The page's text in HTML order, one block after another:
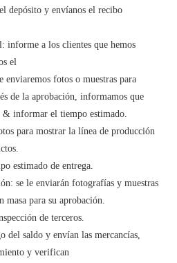
depósito y envíanos el recibo
informe a los clientes que hemos
el
enviaremos fotos o muestras para
de la aprobación, informamos que
informar el tiempo estimado.
para mostrar la línea de producción
estimado de entrega.
se le enviarán fotografías y muestras
para su aprobación.
de terceros.
del saldo y envían las mercancías,
y verifican